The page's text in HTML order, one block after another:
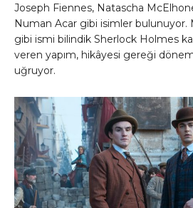
Joseph Fiennes, Natascha
Numan Acar gibi isimler
gibi ismi bilindik Sherlock Holmes
veren yapım, hikâyesi gereği
uğruyor.